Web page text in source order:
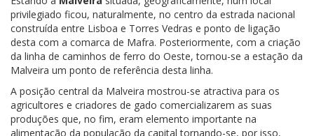
privilegiado ficou, naturalmente, no centro da estrada nacional
construída entre Lisboa e Torres Vedras e ponto de ligação
desta com a comarca de Mafra. Posteriormente, com a criação
da linha de caminhos de ferro do Oeste, tornou-se a estação da
Malveira um ponto de referência desta linha.
A posição central da Malveira mostrou-se atractiva para os
agricultores e criadores de gado comercializarem as suas
produções que, no fim, eram elemento importante na
alimentação da população da capital tornando-se, por isso,